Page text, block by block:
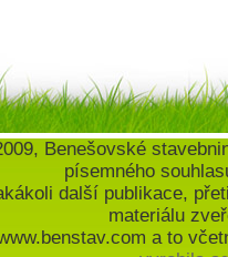
Benešovské
písemného
další publikace,
materiálu
a to